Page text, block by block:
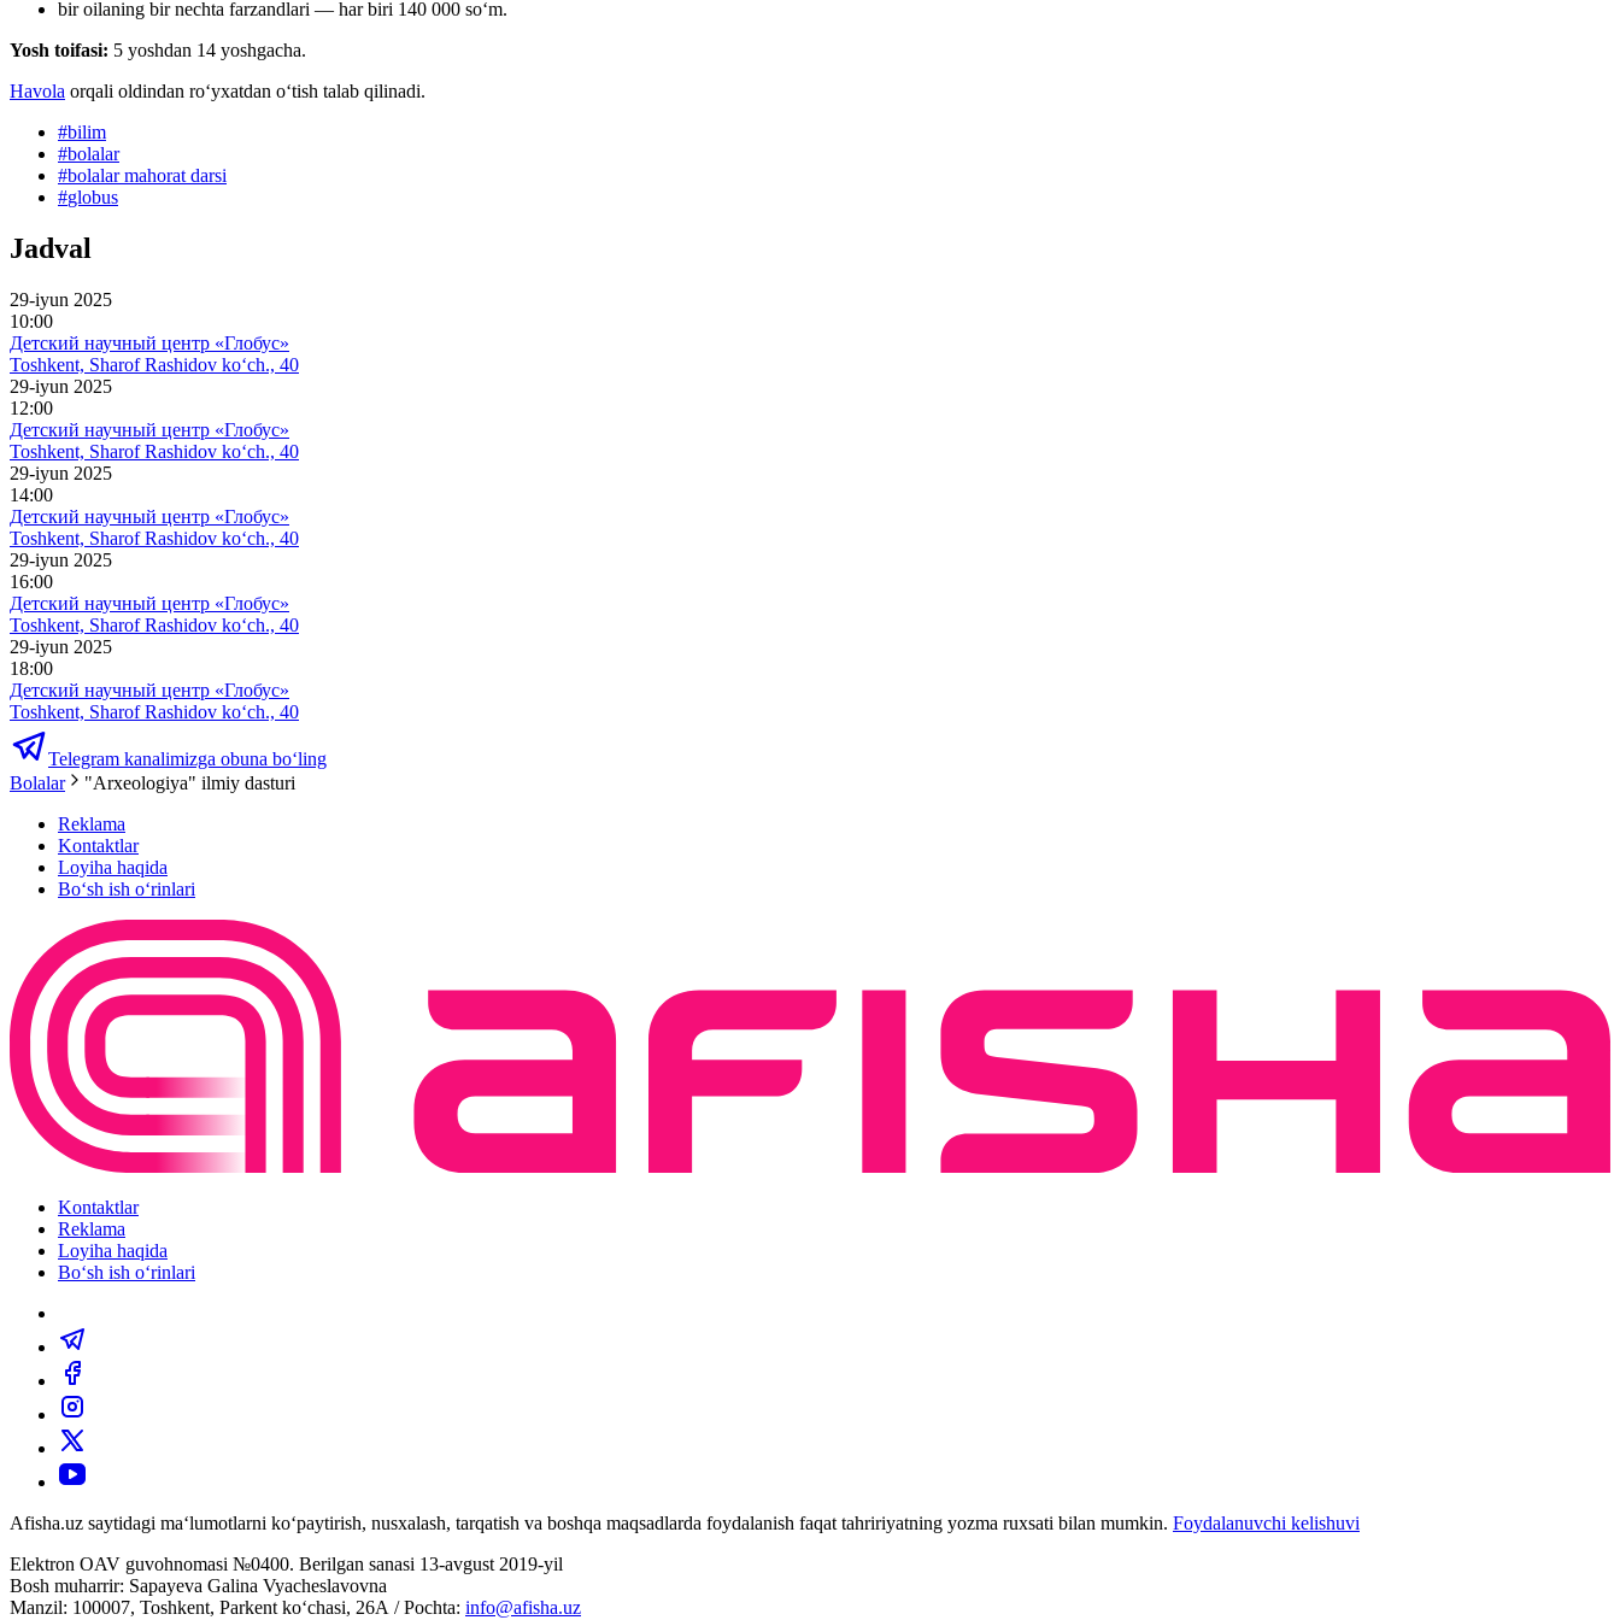
bir oilaning bir nechta farzandlari — har biri 140 000 soʻm.
Yosh toifasi: 5 yoshdan 14 yoshgacha.
Havola orqali oldindan roʻyxatdan oʻtish talab qilinadi.
#bilim
#bolalar
#bolalar mahorat darsi
#globus
Jadval
29-iyun 2025
10:00
Детский научный центр «Глобус»
Toshkent, Sharof Rashidov ko‘ch., 40
29-iyun 2025
12:00
Детский научный центр «Глобус»
Toshkent, Sharof Rashidov ko‘ch., 40
29-iyun 2025
14:00
Детский научный центр «Глобус»
Toshkent, Sharof Rashidov ko‘ch., 40
29-iyun 2025
16:00
Детский научный центр «Глобус»
Toshkent, Sharof Rashidov ko‘ch., 40
29-iyun 2025
18:00
Детский научный центр «Глобус»
Toshkent, Sharof Rashidov ko‘ch., 40
Telegram kanalimizga obuna bo‘ling
Bolalar
"Arxeologiya" ilmiy dasturi
Reklama
Kontaktlar
Loyiha haqida
Bo‘sh ish o‘rinlari
Kontaktlar
Reklama
Loyiha haqida
Bo‘sh ish o‘rinlari
Afisha.uz saytidagi ma‘lumotlarni ko‘paytirish, nusxalash, tarqatish va boshqa maqsadlarda foydalanish faqat tahririyatning yozma ruxsati bilan mumkin. Foydalanuvchi kelishuvi
Elektron OAV guvohnomasi №0400. Berilgan sanasi 13-avgust 2019-yil
Bosh muharrir: Sapayeva Galina Vyacheslavovna
Manzil: 100007, Toshkent, Parkent ko‘chasi, 26А / Pochta: info@afisha.uz